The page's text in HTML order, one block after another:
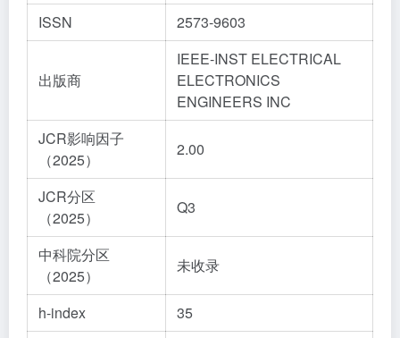
ISSN
2573-9603
出版商
IEEE-INST ELECTRICAL
ELECTRONICS
ENGINEERS INC
JCR影响因子
（2025）
2.00
JCR分区
（2025）
Q3
中科院分区
（2025）
未收录
h-index
35